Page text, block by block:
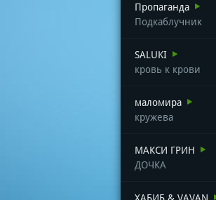
Пропаганда
Подкаблучник
SALUKI
кровь к крови
маломира
кружева
МАКСИ ГРИН
ДОЧКА